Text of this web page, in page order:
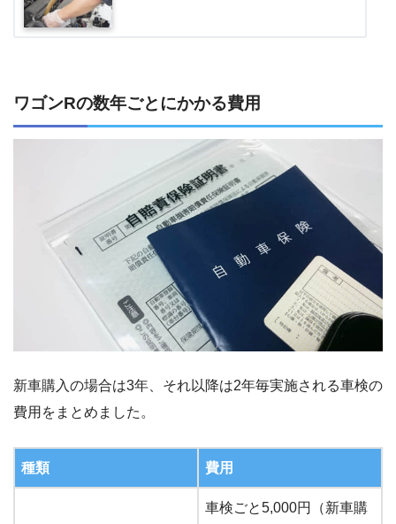
ワゴンRの数年ごとにかかる費用
新車購入の場合は3年、それ以降は2年毎実施される車検の
費用をまとめました。
種類 費用
車検ごと5,000円（新車購